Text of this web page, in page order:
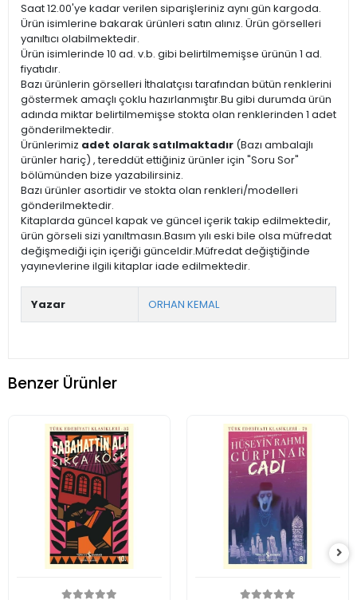
Saat 12.00'ye kadar verilen siparişleriniz aynı gün kargoda.
Ürün isimlerine bakarak ürünleri satın alınız. Ürün görselleri
yanıltıcı olabilmektedir.
Ürün isimlerinde 10 ad. v.b. gibi belirtilmemişse ürünün 1 ad.
fiyatıdır.
Bazı ürünlerin görselleri İthalatçısı tarafından bütün renklerini
göstermek amaçlı çoklu hazırlanmıştır.Bu gibi durumda ürün
adında miktar belirtilmemişse stokta olan renklerinden 1 adet
gönderilmektedir.
Ürünlerimiz adet olarak satılmaktadır (Bazı ambalajlı
ürünler hariç) , tereddüt ettiğiniz ürünler için "Soru Sor"
bölümünden bize yazabilirsiniz.
Bazı ürünler asortidir ve stokta olan renkleri/modelleri
gönderilmektedir.
Kitaplarda güncel kapak ve güncel içerik takip edilmektedir,
ürün görseli sizi yanıltmasın.Basım yılı eski bile olsa müfredat
değişmediği için içeriği günceldir.Müfredat değiştiğinde
yayınevlerine ilgili kitaplar iade edilmektedir.
Yazar ORHAN KEMAL
Benzer Ürünler